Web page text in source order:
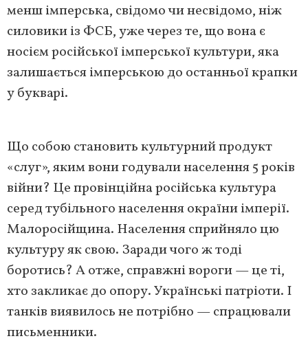
менш імперська, свідомо чи несвідомо, ніж
силовики із ФСБ, уже через те, що вона є
носієм російської імперської культури, яка
залишається імперською до останньої крапки
у букварі.
Що собою становить культурний продукт
«слуг», яким вони годували населення 5 років
війни? Це провінційна російська культура
серед тубільного населення окраїни імперії.
Малоросійщина. Населення сприйняло цю
культуру як свою. Заради чого ж тоді
боротись? А отже, справжні вороги — це ті,
хто закликає до опору. Українські патріоти. І
танків виявилось не потрібно — спрацювали
письменники.